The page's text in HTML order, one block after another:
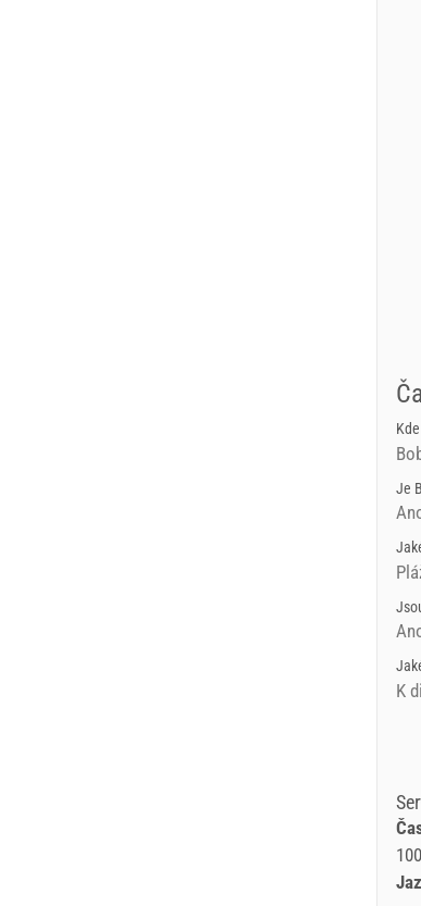
Je
K
100